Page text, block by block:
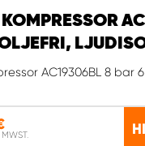
AC19306BL 8 bar
MWST.